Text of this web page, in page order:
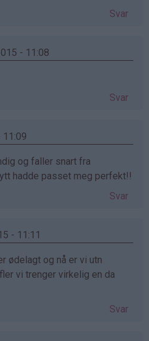
Svar
- 11:08
Svar
11:09
og faller snart fra
hadde passet meg perfekt!!
Svar
- 11:11
ødelagt og nå er vi utn
vi trenger virkelig en da
Svar